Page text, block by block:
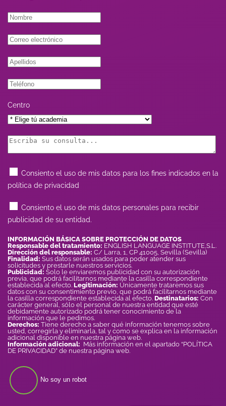
Centro
Consiento el uso de mis datos para los fines indicados en la
política de privacidad
Consiento el uso de mis datos personales para recibir
publicidad de su entidad.
INFORMACIÓN BÁSICA SOBRE PROTECCIÓN DE DATOS
Responsable del tratamiento: ENGLISH LANGUAGE INSTITUTE,S.L.
Dirección del responsable: C/ Larra, 1, CP 41005, Sevilla (Sevilla)
Finalidad: Sus datos serán usados para poder atender sus
solicitudes y prestarle nuestros servicios.
Publicidad: Solo le enviaremos publicidad con su autorización
previa, que podrá facilitarnos mediante la casilla correspondiente
establecida al efecto. Legitimación: Únicamente trataremos sus
datos con su consentimiento previo, que podrá facilitarnos mediante
la casilla correspondiente establecida al efecto. Destinatarios: Con
carácter general, sólo el personal de nuestra entidad que esté
debidamente autorizado podrá tener conocimiento de la
información que le pedimos.
Derechos: Tiene derecho a saber qué información tenemos sobre
usted, corregirla y eliminarla, tal y como se explica en la información
adicional disponible en nuestra página web.
Información adicional: Más información en el apartado “POLÍTICA
DE PRIVACIDAD” de nuestra página web.
No soy un robot